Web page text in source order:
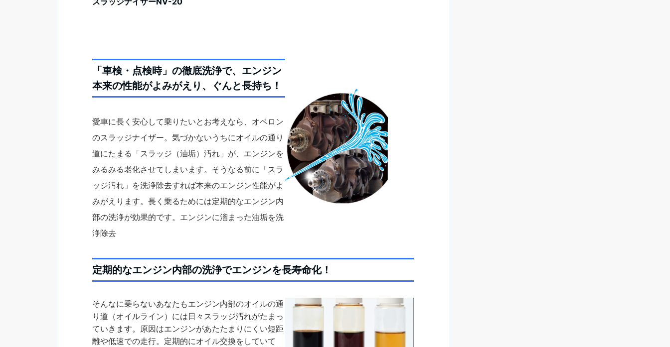
「車検・点検時」の徹底洗浄で、エンジン
本来の性能がよみがえり、ぐんと長持ち！
愛車に長く安心して乗りたいとお考えなら、オベロン
のスラッジナイザー。気づかないうちにオイルの通り
道にたまる「スラッジ（油垢）汚れ」が、エンジンを
みるみる老化させてしまいます。そうなる前に「スラ
ッジ汚れ」を洗浄除去すれば本来のエンジン性能がよ
みがえります。長く乗るためには定期的なエンジン内
部の洗浄が効果的です。エンジンに溜まった油垢を洗
浄除去
定期的なエンジン内部の洗浄でエンジンを長寿命化！
そんなに乗らないあなたもエンジン内部のオイルの通
り道（オイルライン）には日々スラッジ汚れがたまっ
ていきます。原因はエンジンがあたたまりにくい短距
離や低速での走行。定期的にオイル交換をしていて